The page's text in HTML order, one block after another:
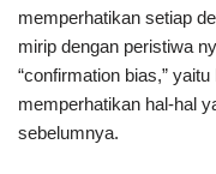
memperhatikan setiap
mirip dengan peristiwa
“confirmation bias,”
memperhatikan hal-hal
sebelumnya.